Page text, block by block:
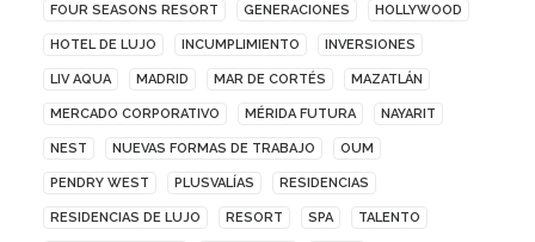
FOUR SEASONS RESORT GENERACIONES HOLLYWOOD
HOTEL DE LUJO INCUMPLIMIENTO INVERSIONES
LIV AQUA MADRID MAR DE CORTÉS MAZATLÁN
MERCADO CORPORATIVO MÉRIDA FUTURA NAYARIT
NEST NUEVAS FORMAS DE TRABAJO OUM
PENDRY WEST PLUSVALÍAS RESIDENCIAS
RESIDENCIAS DE LUJO RESORT SPA TALENTO